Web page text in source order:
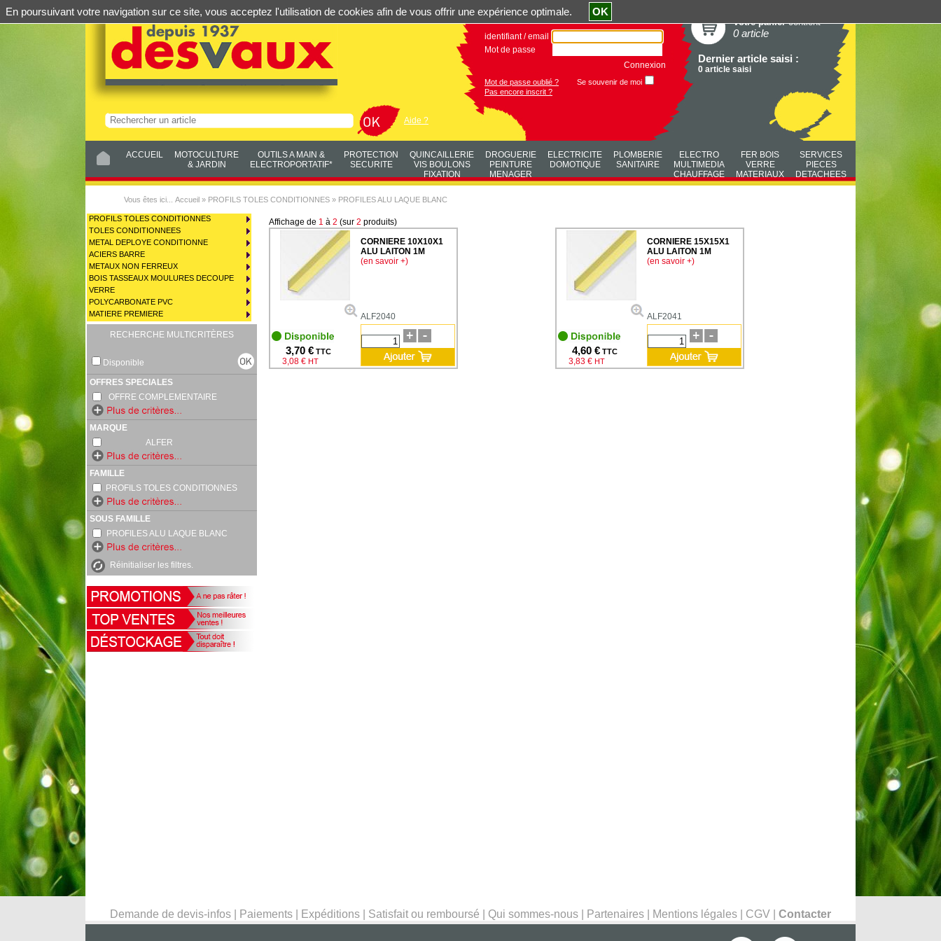
Aide ?
identifiant / email
Mot de passe
Connexion
Mot de passe oublié ?
Se souvenir de moi
Pas encore inscrit ?
Votre paniercontient
0 article
Dernier article saisi :
0 article saisi
ACCUEIL
MOTOCULTURE
& JARDIN
OUTILS A MAIN &
ELECTROPORTATIF*
PROTECTION
SECURITE
QUINCAILLERIE
VIS BOULONS
FIXATION
DROGUERIE
PEINTURE
MENAGER
ELECTRICITE
DOMOTIQUE
PLOMBERIE
SANITAIRE
ELECTRO
MULTIMEDIA
CHAUFFAGE
FER BOIS
VERRE
MATERIAUX
SERVICES
PIECES
DETACHEES
Vous êtes ici... Accueil » PROFILS TOLES CONDITIONNES » PROFILES ALU LAQUE BLANC
RECHERCHE MULTICRITÈRES
Disponible
OFFRES SPECIALES
OFFRE COMPLEMENTAIRE
MARQUE
ALFER
FAMILLE
PROFILS TOLES CONDITIONNES
SOUS FAMILLE
PROFILES ALU LAQUE BLANC
Réinitialiser les filtres.
Affichage de 1 à 2 (sur 2 produits)
3,70 € TTC
3,08 € HT
CORNIERE 10X10X1
ALU LAITON 1M
(en savoir +)
ALF2040
4,60 € TTC
3,83 € HT
CORNIERE 15X15X1
ALU LAITON 1M
(en savoir +)
ALF2041
Demande de devis-infos Paiements Expéditions Satisfait ou remboursé Qui sommes-nous Partenaires Mentions légales CGV Contacter
En poursuivant votre navigation sur ce site, vous acceptez l'utilisation de cookies afin de vous offrir une expérience optimale. OK
PROFILS TOLES CONDITIONNES
TOLES CONDITIONNEES
METAL DEPLOYE CONDITIONNE
ACIERS BARRE
METAUX NON FERREUX
BOIS TASSEAUX MOULURES DECOUPE
VERRE
POLYCARBONATE PVC
MATIERE PREMIERE